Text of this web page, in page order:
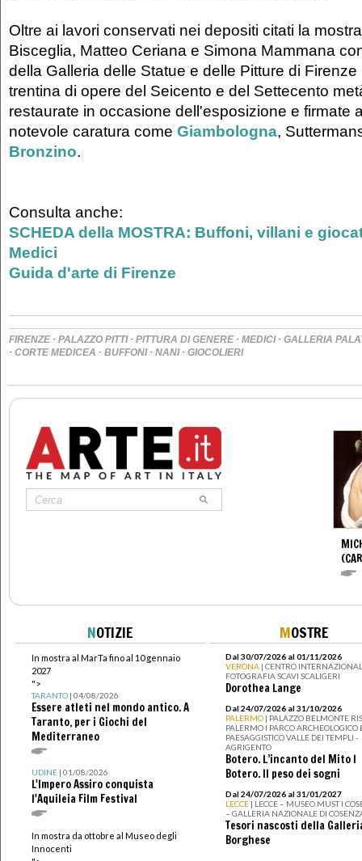
Oltre ai lavori conservati nei depositi citati la
Bisceglia, Matteo Ceriana e Simona Mammana
della Galleria delle Statue e delle Pitture di
trentina di opere del Seicento e del Settecento
restaurate in occasione dell'esposizione e firmate
notevole caratura come Giambologna,
Bronzino.
Consulta anche:
SCHEDA della MOSTRA: Buffoni, villani e
Medici
Guida d'arte di Firenze
FIRENZE · PALAZZO PITTI· PITTURA DI GENERE · MEDICI· GALLERIA
· CORTE MEDICEA · BUFFONI· NANI· GIOCOLIERI
NOTIZIE
In mostra al MarTa fino al 10 gennaio
2027
">
TARANTO| 04/08/2026
Essere atleti nel mondo antico. A
Taranto, per i Giochi del
Mediterraneo
UDINE| 01/08/2026
L'Impero Assiro conquista
l'Aquileia Film Festival
In mostra da ottobre al Museo degli
Innocenti
MOSTRE
Dal 30/07/2026 al 01/11/2026
VERONA | CENTRO
FOTOGRAFIA SCAVI SCALIGERI
Dorothea Lange
Dal 24/07/2026 al 31/10/2026
PALERMO | PALAZZO BELMONTE
PALERMO I PARCO ARCHEOLOGICO
PAESAGGISTICO VALLE DEI TEMPLI -
AGRIGENTO
Botero. L’incanto del Mito I
Botero. Il peso dei sogni
Dal 24/07/2026 al 31/01/2027
LECCE | LECCE – MUSEO MUST I
– GALLERIA NAZIONALE DI
Tesori nascosti della
Borghese